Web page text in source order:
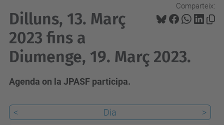
Comparteix:
Dilluns, 13. Març
2023 fins a
Diumenge, 19. Març 2023.
Agenda on la JPASF participa.
< Dia
>